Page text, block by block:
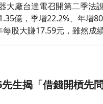
大廠台達電召開第二季法
億，季增22.2%、年增
股大賺17.59元，雖然成
生揭「借錢開槓先